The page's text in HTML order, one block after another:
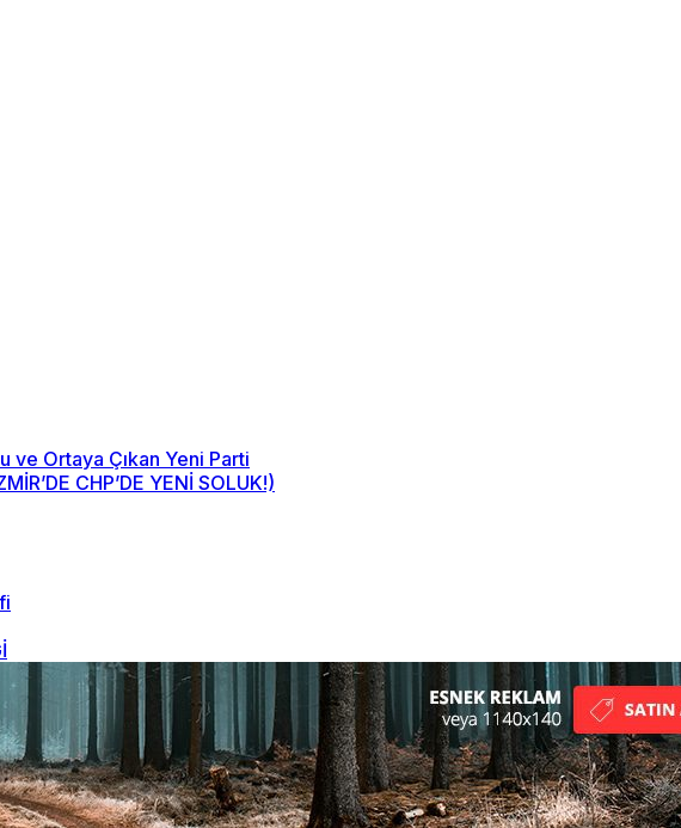
ve Ortaya Çıkan Yeni Parti
CHP’DE YENİ SOLUK!)